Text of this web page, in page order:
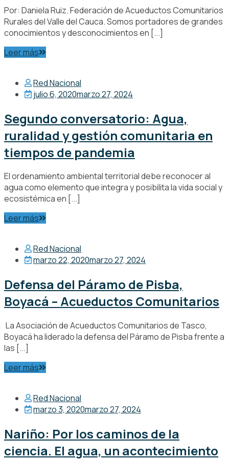
Por: Daniela Ruiz. Federación de Acueductos Comunitarios
Rurales del Valle del Cauca. Somos portadores de grandes
conocimientos y desconocimientos en [...]
Leer más
Red Nacional
julio 6, 2020marzo 27, 2024
Segundo conversatorio: Agua,
ruralidad y gestión comunitaria en
tiempos de pandemia
El ordenamiento ambiental territorial debe reconocer al
agua como elemento que integra y posibilita la vida social y
ecosistémica en [...]
Leer más
Red Nacional
marzo 22, 2020marzo 27, 2024
Defensa del Páramo de Pisba,
Boyacá – Acueductos Comunitarios
La Asociación de Acueductos Comunitarios de Tasco,
Boyacá ha liderado la defensa del Páramo de Pisba frente a
las [...]
Leer más
Red Nacional
marzo 3, 2020marzo 27, 2024
Nariño: Por los caminos de la
ciencia. El agua, un acontecimiento